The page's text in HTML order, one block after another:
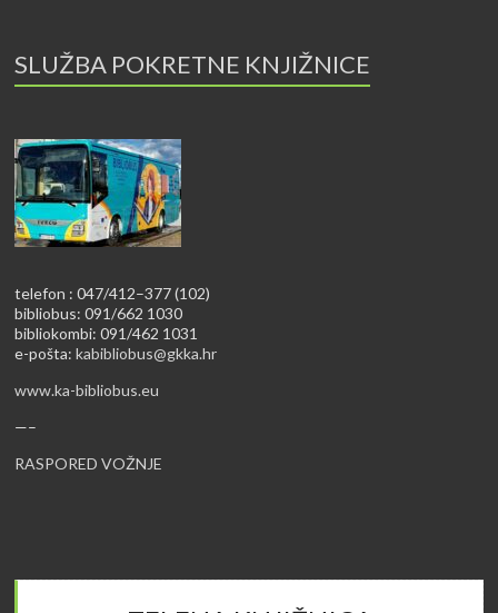
SLUŽBA POKRETNE KNJIŽNICE
telefon : 047/412–377 (102)
bibliobus: 091/662 1030
bibliokombi: 091/462 1031
e-pošta:kabibliobus@gkka.hr
www.ka-bibliobus.eu
—–
RASPORED VOŽNJE